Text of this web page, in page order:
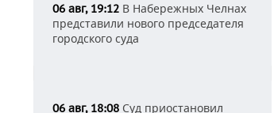
06 авг, 19:12 В Набережных Челнах
представили нового председателя
городского суда
06 авг, 18:08 Суд приостановил